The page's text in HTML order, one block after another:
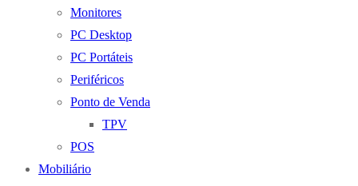
Monitores
PC Desktop
PC Portáteis
Periféricos
Ponto de Venda
TPV
POS
Mobiliário